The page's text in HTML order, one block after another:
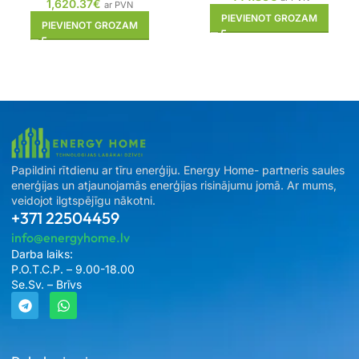
1,620.37€ ar PVN
PIEVIENOT GROZAM
PIEVIENOT GROZAM
Papildini rītdienu ar tīru enerģiju. Energy Home- partneris saules
enerģijas un atjaunojamās enerģijas risinājumu jomā. Ar mums,
veidojot ilgtspējīgu nākotni.
+371 22504459
info@energyhome.lv
Darba laiks:
P.O.T.C.P. – 9.00-18.00
Se.Sv. – Brīvs